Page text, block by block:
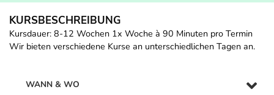
KURSBESCHREIBUNG
Kursdauer: 8-12 Wochen 1x Woche à 90 Minuten pro Termin
Wir bieten verschiedene Kurse an unterschiedlichen Tagen an.
WANN & WO